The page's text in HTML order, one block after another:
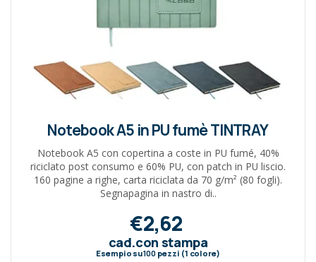
Notebook A5 in PU fumè TINTRAY
Notebook A5 con copertina a coste in PU fumé, 40%
riciclato post consumo e 60% PU, con patch in PU liscio.
160 pagine a righe, carta riciclata da 70 g/m² (80 fogli).
Segnapagina in nastro di..
€2,62
cad.con stampa
Esempio su100pezzi (1 colore)